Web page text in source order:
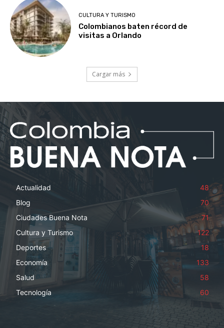
CULTURA Y TURISMO
Colombianos baten récord de
visitas a Orlando
Cargar más
Actualidad
48
Blog
70
Ciudades Buena Nota
71
Cultura y Turismo
122
Deportes
18
Economía
133
Salud
58
Tecnología
60